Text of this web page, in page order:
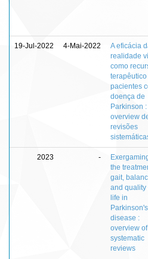
19-Jul-2022 4-Mai-2022
A eficácia
realidade
como
terapêutico
pacientes
doença de
Parkinson :
overview
revisões
2023 -
the
gait,
and quality
life in
Parkinson's
disease :
overview of
systematic
reviews